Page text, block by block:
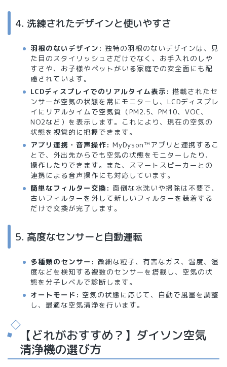
4. 洗練されたデザインと使いやすさ
羽根のないデザイン: 独特の羽根のないデザインは、見
た目のスタイリッシュさだけでなく、お手入れのしや
すさや、お子様やペットがいる家庭での安全面にも配
慮されています。
LCDディスプレイでのリアルタイム表示: 搭載されたセ
ンサーが空気の状態を常にモニターし、LCDディスプレ
イにリアルタイムで空気質（PM2.5、PM10、VOC、
NO2など）を表示します。これにより、現在の空気の
状態を視覚的に把握できます。
アプリ連携・音声操作: MyDyson™アプリと連携するこ
とで、外出先からでも空気の状態をモニターしたり、
操作したりできます。また、スマートスピーカーとの
連携による音声操作にも対応しています。
簡単なフィルター交換: 面倒な水洗いや掃除は不要で、
古いフィルターを外して新しいフィルターを装着する
だけで交換が完了します。
5. 高度なセンサーと自動運転
多種類のセンサー: 微細な粒子、有害なガス、温度、湿
度などを検知する複数のセンサーを搭載し、空気の状
態を分子レベルで診断します。
オートモード: 空気の状態に応じて、自動で風量を調整
し、最適な空気清浄を行います。
【どれがおすすめ？】ダイソン空気
清浄機の選び方